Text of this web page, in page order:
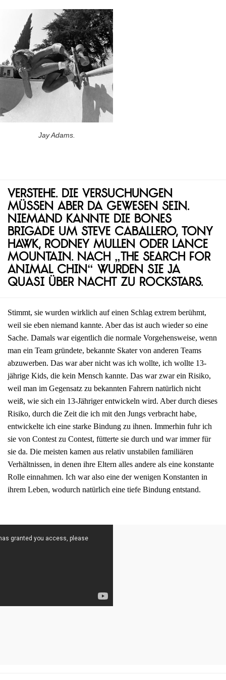
Jay Adams.
Verstehe. Die Versuchungen
müssen aber da gewesen sein.
Niemand kannte die Bones
Brigade um Steve Caballero, Tony
Hawk, Rodney Mullen oder Lance
Mountain. Nach „The Search for
Animal Chin“ wurden sie ja
quasi über Nacht zu Rockstars.
Stimmt, sie wurden wirklich auf einen Schlag extrem berühmt,
weil sie eben niemand kannte. Aber das ist auch wieder so eine
Sache. Damals war eigentlich die normale Vorgehensweise, wenn
man ein Team gründete, bekannte Skater von anderen Teams
abzuwerben. Das war aber nicht was ich wollte, ich wollte 13-
jährige Kids, die kein Mensch kannte. Das war zwar ein Risiko,
weil man im Gegensatz zu bekannten Fahrern natürlich nicht
weiß, wie sich ein 13-Jähriger entwickeln wird. Aber durch dieses
Risiko, durch die Zeit die ich mit den Jungs verbracht habe,
entwickelte ich eine starke Bindung zu ihnen. Immerhin fuhr ich
sie von Contest zu Contest, fütterte sie durch und war immer für
sie da. Die meisten kamen aus relativ unstabilen familiären
Verhältnissen, in denen ihre Eltern alles andere als eine konstante
Rolle einnahmen. Ich war also eine der wenigen Konstanten in
ihrem Leben, wodurch natürlich eine tiefe Bindung entstand.